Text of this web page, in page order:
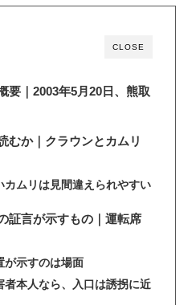
CLOSE
要｜2003年5月20日、熊取
むか｜クラウンとカムリ
カムリは見間違えられやすい
証言が示すもの｜運転席
が示すのは場面
者本人なら、入口は誘拐に近